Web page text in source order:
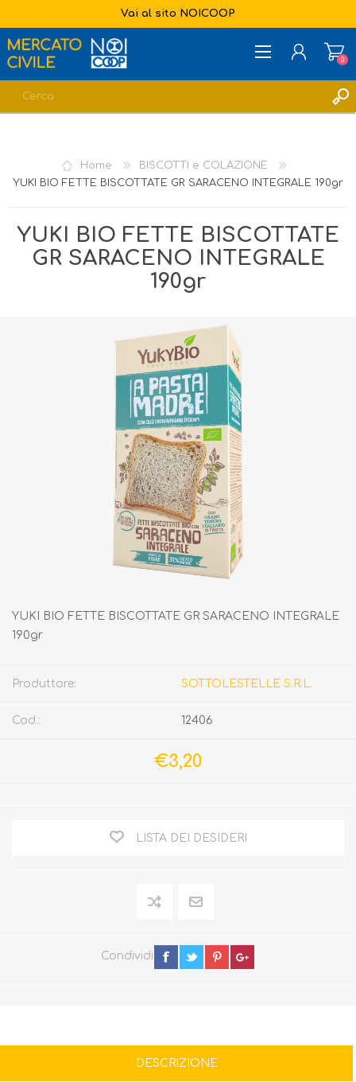
Vai al sito NOICOOP
LISTA DEI DESIDERI
0
Home
BISCOTTI e COLAZIONE
YUKI BIO FETTE BISCOTTATE GR SARACENO INTEGRALE 190gr
YUKI BIO FETTE BISCOTTATE
GR SARACENO INTEGRALE
190gr
YUKI BIO FETTE BISCOTTATE GR SARACENO INTEGRALE
190gr
Produttore: SOTTOLESTELLE S.R.L.
Cod.: 12406
€3,20
LISTA DEI DESIDERI
Condividi
DESCRIZIONE